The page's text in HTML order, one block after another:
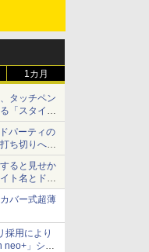
1カ月
タッチペン
「スタイラ
も、持ち替
パーティの
ち切りへ
ると見せか
ト名とドメ
バー式超薄
採用により
neo+」シリ